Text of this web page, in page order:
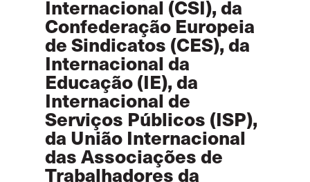
Internacional (CSI), da
Confederação Europeia
de Sindicatos (CES), da
Internacional da
Educação (IE), da
Internacional de
Serviços Públicos (ISP),
da União Internacional
das Associações de
Trabalhadores da